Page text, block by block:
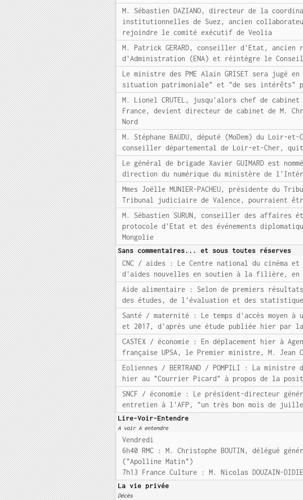
M. Sébastien DAZIANO, directeur de la
institutionnelles de Suez, ancien collaborateur
rejoindre le comité exécutif de Veolia
M. Patrick GERARD, conseiller d'Etat,
d'Administration (ENA) et réintègre le
Le ministre des PME Alain GRISET sera jugé
situation patrimoniale" et "de ses intérêts" par
M. Lionel CRUTEL, jusqu'alors chef de cabinet
France, devient directeur de cabinet de M.
Nord
M. Stéphane BAUDU, député (MoDem) du
conseiller départemental de Loir-et-Cher,
Le général de brigade Xavier GUIMARD est
direction du numérique du ministère de
Mmes Joëlle MUNIER-PACHEU, présidente du
Tribunal judiciaire de Valence, pourraient
M. Sébastien SURUN, conseiller des affaires
protocole d'Etat et des événements
Mongolie
Sans commentaires... et sous toutes réserves
CNC / aides : Le Centre national du cinéma
d'aides nouvelles en soutien à la filière,
Aide alimentaire : Selon de premiers
des études, de l'évaluation et des
Santé / maternité : Le temps d'accès moyen à
et 2017, d'après une étude publiée hier par
CASTEX / économie : En déplacement hier à
française UPSA, le Premier ministre, M. Jean
Eoliennes / BERTRAND / POMPILI : La
hier au "Courrier Picard" à propos de la
SNCF / économie : Le président-directeur
entretien à l'AFP, "un très bon mois de
Lire-Voir-Entendre
A voir A entendre
Vendredi
6h40 RMC : M. Christophe BOUTIN, délégué
("Apolline Matin")
7h13 France Culture : M. Nicolas DOUZAIN-
La vie privée
Décès